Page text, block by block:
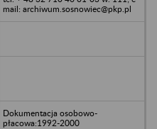
mail: archiwum.sosnowiec@pkp.pl
Dokumentacja osobowo-
płacowa:1992-2000